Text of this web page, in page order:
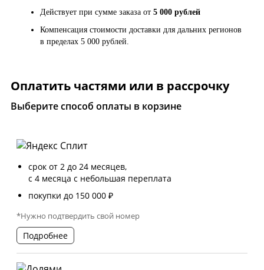
Действует при сумме заказа от 5 000 рублей
Компенсация стоимости доставки для дальних регионов
в пределах 5 000 рублей.
Оплатить частями или в рассрочку
Выберите способ оплаты в корзине
срок от 2 до 24 месяцев,
с 4 месяца с небольшая переплата
покупки до 150 000 ₽
*Нужно подтвердить свой номер
Подробнее